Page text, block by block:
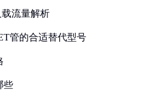
载流量解析
管的合适替代型号
些